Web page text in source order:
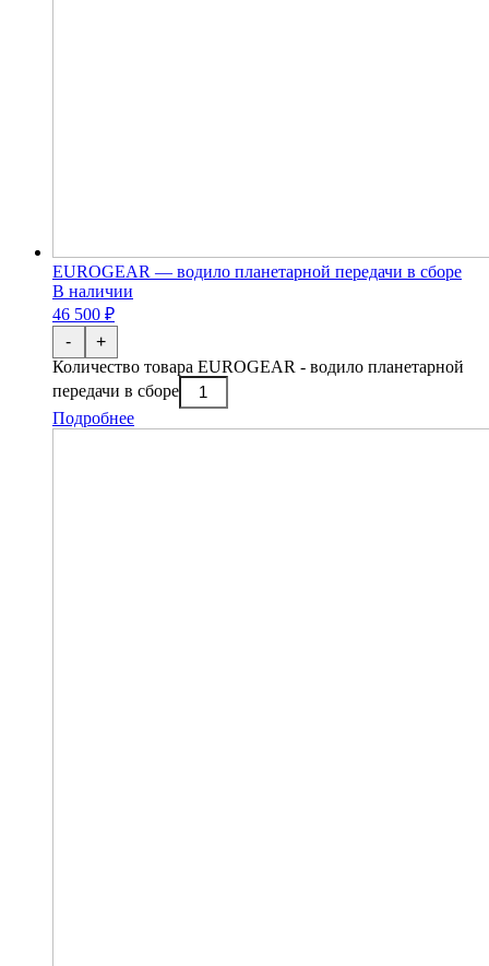
EUROGEAR — водило планетарной передачи в сборе
В наличии
46 500 ₽
-
Количество товара EUROGEAR - водило планетарной
передачи в сборе
+
Подробнее